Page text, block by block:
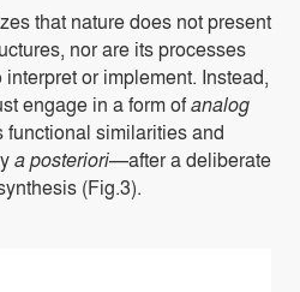
that nature does not present
nor are its processes
or implement. Instead,
engage in a form ofanalog
functional similarities and
a posteriori—after a deliberate
(Fig.3).